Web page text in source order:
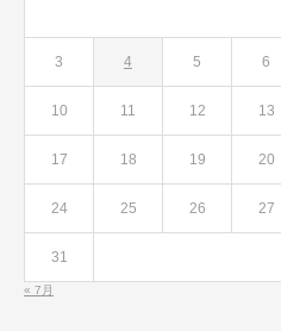
3 4 5 6
10 11 12 13
17 18 19 20
24 25 26 27
31
« 7月